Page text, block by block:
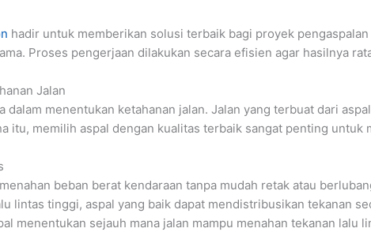
hadir untuk memberikan solusi terbaik bagi proyek
Proses pengerjaan dilakukan secara efisien agar hasilnya
Jalan
dalam menentukan ketahanan jalan. Jalan yang terbuat dari
itu, memilih aspal dengan kualitas terbaik sangat penting untuk
beban berat kendaraan tanpa mudah retak atau
lintas tinggi, aspal yang baik dapat mendistribusikan tekanan
menentukan sejauh mana jalan mampu menahan tekanan lalu